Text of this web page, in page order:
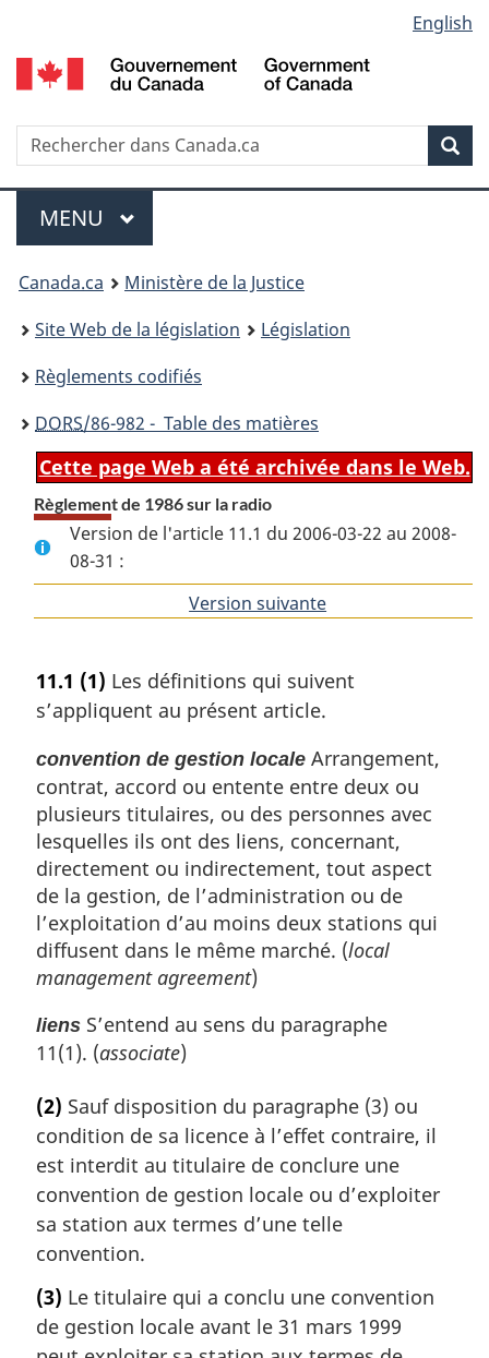
au
contenu
propos
de
la
HTML
simplifiée
selection
English
Recherche
Menu
MENU PRINCIPAL
You
are
here:
Canada.ca
Ministère de la Justice
Site Web de la législation
Législation
Règlements codifiés
DORS/86-982 - Table des matières
Cette page Web a été archivée dans le Web.
Règlement de 1986 sur la radio
Version de l'article 11.1 du 2006-03-22 au 2008-
08-31 :
Version suivante
11.1 (1) Les définitions qui suivent
s’appliquent au présent article.
convention de gestion locale Arrangement,
contrat, accord ou entente entre deux ou
plusieurs titulaires, ou des personnes avec
lesquelles ils ont des liens, concernant,
directement ou indirectement, tout aspect
de la gestion, de l’administration ou de
l’exploitation d’au moins deux stations qui
diffusent dans le même marché. (local
management agreement)
liens S’entend au sens du paragraphe
11(1). (associate)
(2) Sauf disposition du paragraphe (3) ou
condition de sa licence à l’effet contraire, il
est interdit au titulaire de conclure une
convention de gestion locale ou d’exploiter
sa station aux termes d’une telle
convention.
(3) Le titulaire qui a conclu une convention
de gestion locale avant le 31 mars 1999